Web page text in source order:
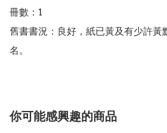
冊數：1
舊書書況：良好，紙已黃及有少許黃
名。
你可能感興趣的商品